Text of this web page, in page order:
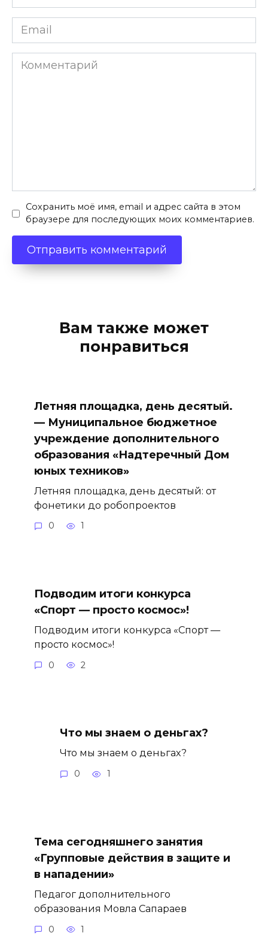
*
Email
*
Комментарий
Сохранить моё имя, email и адрес сайта в этом
браузере для последующих моих комментариев.
Вам также может
понравиться
Летняя площадка, день десятый.
— Муниципальное бюджетное
учреждение дополнительного
образования «Надтеречный Дом
юных техников»
Летняя площадка, день десятый: от
фонетики до робопроектов
0 1
Подводим итоги конкурса
«Спорт — просто космос»!
Подводим итоги конкурса «Спорт —
просто космос»!
0 2
Что мы знаем о деньгах?
Что мы знаем о деньгах?
0 1
Тема сегодняшнего занятия
«Групповые действия в защите и
в нападении»
Педагог дополнительного
образования Мовла Сапараев
0 1